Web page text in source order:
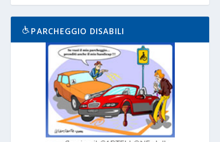
PARCHEGGIO DISABILI